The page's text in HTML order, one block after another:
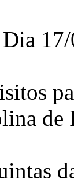
Dia
de